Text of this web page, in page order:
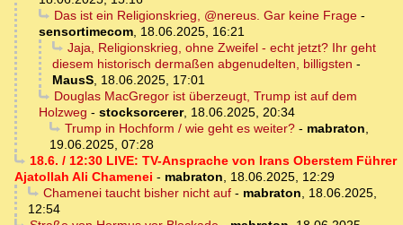
Das ist ein Religionskrieg, @nereus. Gar keine Frage-
sensortimecom, 18.06.2025, 16:21
Jaja, Religionskrieg, ohne Zweifel - echt jetzt? Ihr geht
diesem historisch dermaßen abgenudelten, billigsten -
MausS, 18.06.2025, 17:01
Douglas MacGregor ist überzeugt, Trump ist auf dem
Holzweg - stocksorcerer, 18.06.2025, 20:34
Trump in Hochform / wie geht es weiter?- mabraton,
19.06.2025, 07:28
18.6. / 12:30 LIVE: TV-Ansprache von Irans Oberstem Führer
Ajatollah Ali Chamenei - mabraton, 18.06.2025, 12:29
Chamenei taucht bisher nicht auf- mabraton, 18.06.2025,
12:54